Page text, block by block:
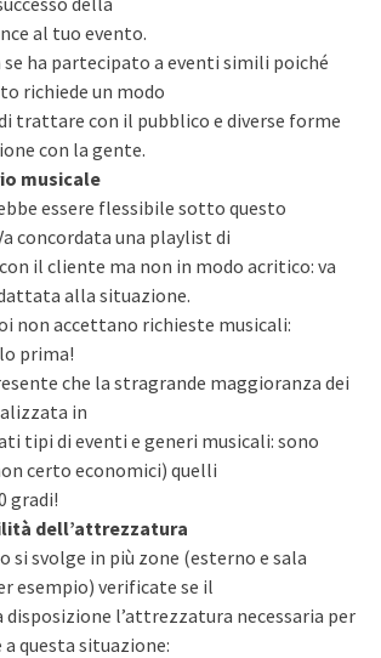
al tuo evento.
ha partecipato a eventi simili poiché
richiede un modo
trattare con il pubblico e diverse forme
con la gente.
musicale
essere flessibile sotto questo
concordata una playlist di
il cliente ma non in modo acritico: va
alla situazione.
non accettano richieste musicali:
prima!
che la stragrande maggioranza dei
in
tipi di eventi e generi musicali: sono
certo economici) quelli
gradi!
dell’attrezzatura
si svolge in più zone (esterno e sala
esempio) verificate se il
disposizione l’attrezzatura necessaria per
questa situazione: